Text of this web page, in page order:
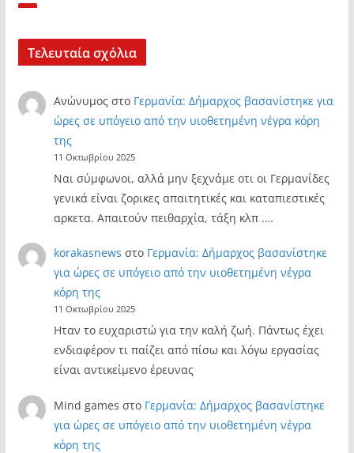
Τελευταία σχόλια
Ανώνυμος στο Γερμανία: Δήμαρχος βασανίστηκε για
ώρες σε υπόγειο από την υιοθετημένη νέγρα κόρη
της
11 Οκτωβρίου 2025
Ναι σύμφωνοι, αλλά μην ξεχνάμε οτι οι Γερμανίδες
γενικά είναι ζορικες απαιτητικές και καταπιεστικές
αρκετα. Απαιτούν πειθαρχία, τάξη κλπ .…
korakasnews στο Γερμανία: Δήμαρχος βασανίστηκε
για ώρες σε υπόγειο από την υιοθετημένη νέγρα
κόρη της
11 Οκτωβρίου 2025
Ηταν το ευχαριστώ για την καλή ζωή. Πάντως έχει
ενδιαφέρον τι παίζει από πίσω και λόγω εργασίας
είναι αντικείμενο έρευνας
Mind games στο Γερμανία: Δήμαρχος βασανίστηκε
για ώρες σε υπόγειο από την υιοθετημένη νέγρα
κόρη της